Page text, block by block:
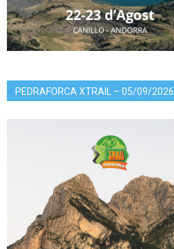
PEDRAFORCA XTRAIL – 05/09/2026